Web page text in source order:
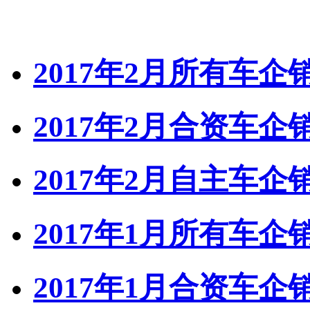
2017年2月所有车企
2017年2月合资车企
2017年2月自主车企
2017年1月所有车企
2017年1月合资车企